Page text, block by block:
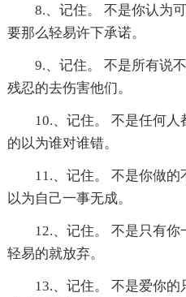
8.、记住。 不是你认为
要那么轻易许下承诺。
9.、记住。 不是所有说
残忍的去伤害他们。
10.、记住。 不是任何
的以为谁对谁错。
11.、记住。 不是你做
以为自己一事无成。
12.、记住。 不是只有
轻易的就放弃。
13.、记住。 不是爱你